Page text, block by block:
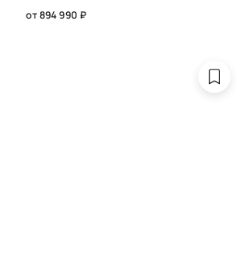
от 894 990 ₽